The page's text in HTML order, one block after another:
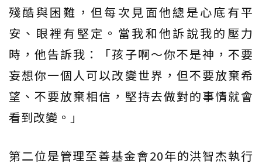
殘酷與困難，但每次見面他總是心底有平
安、眼裡有堅定。當我和他訴說我的壓力
時，他告訴我：「孩子啊～你不是神，不要
妄想你一個人可以改變世界，但不要放棄希
望、不要放棄相信，堅持去做對的事情就會
看到改變。」
第二位是管理至善基金會20年的洪智杰執行